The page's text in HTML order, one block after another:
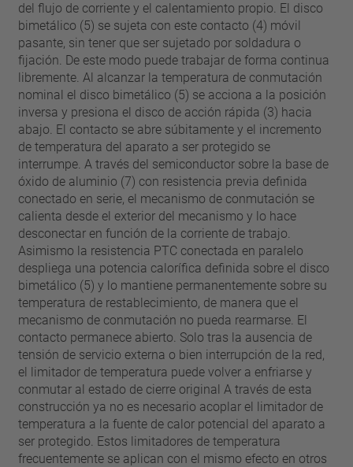
del flujo de corriente y el calentamiento propio. El disco
bimetálico (5) se sujeta con este contacto (4) móvil
pasante, sin tener que ser sujetado por soldadura o
fijación. De este modo puede trabajar de forma continua
libremente. Al alcanzar la temperatura de conmutación
nominal el disco bimetálico (5) se acciona a la posición
inversa y presiona el disco de acción rápida (3) hacia
abajo. El contacto se abre súbitamente y el incremento
de temperatura del aparato a ser protegido se
interrumpe. A través del semiconductor sobre la base de
óxido de aluminio (7) con resistencia previa definida
conectado en serie, el mecanismo de conmutación se
calienta desde el exterior del mecanismo y lo hace
desconectar en función de la corriente de trabajo.
Asimismo la resistencia PTC conectada en paralelo
despliega una potencia calorífica definida sobre el disco
bimetálico (5) y lo mantiene permanentemente sobre su
temperatura de restablecimiento, de manera que el
mecanismo de conmutación no pueda rearmarse. El
contacto permanece abierto. Solo tras la ausencia de
tensión de servicio externa o bien interrupción de la red,
el limitador de temperatura puede volver a enfriarse y
conmutar al estado de cierre original A través de esta
construcción ya no es necesario acoplar el limitador de
temperatura a la fuente de calor potencial del aparato a
ser protegido. Estos limitadores de temperatura
frecuentemente se aplican con el mismo efecto en otros